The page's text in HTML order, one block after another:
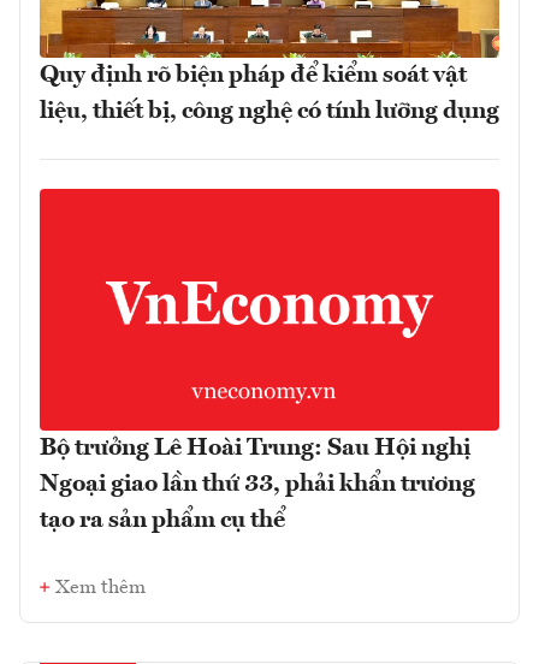
Quy định rõ biện pháp để kiểm soát vật
liệu, thiết bị, công nghệ có tính lưỡng dụng
Bộ trưởng Lê Hoài Trung: Sau Hội nghị
Ngoại giao lần thứ 33, phải khẩn trương
tạo ra sản phẩm cụ thể
Xem thêm